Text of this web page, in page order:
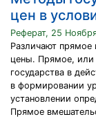
цен в
Реферат, 25
Различают прямое
цены. Прямое, или
государства в
в формировании
установлении
Прямое